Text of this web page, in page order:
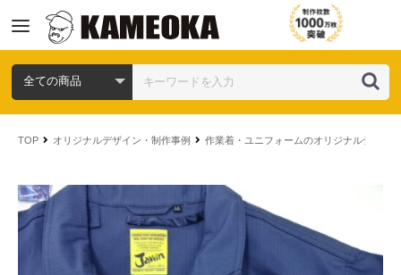
ン
ツ
へ
ス
TOP オリジナルデザイン・制作事例 作業着・ユニフォームのオリジナルデザイ